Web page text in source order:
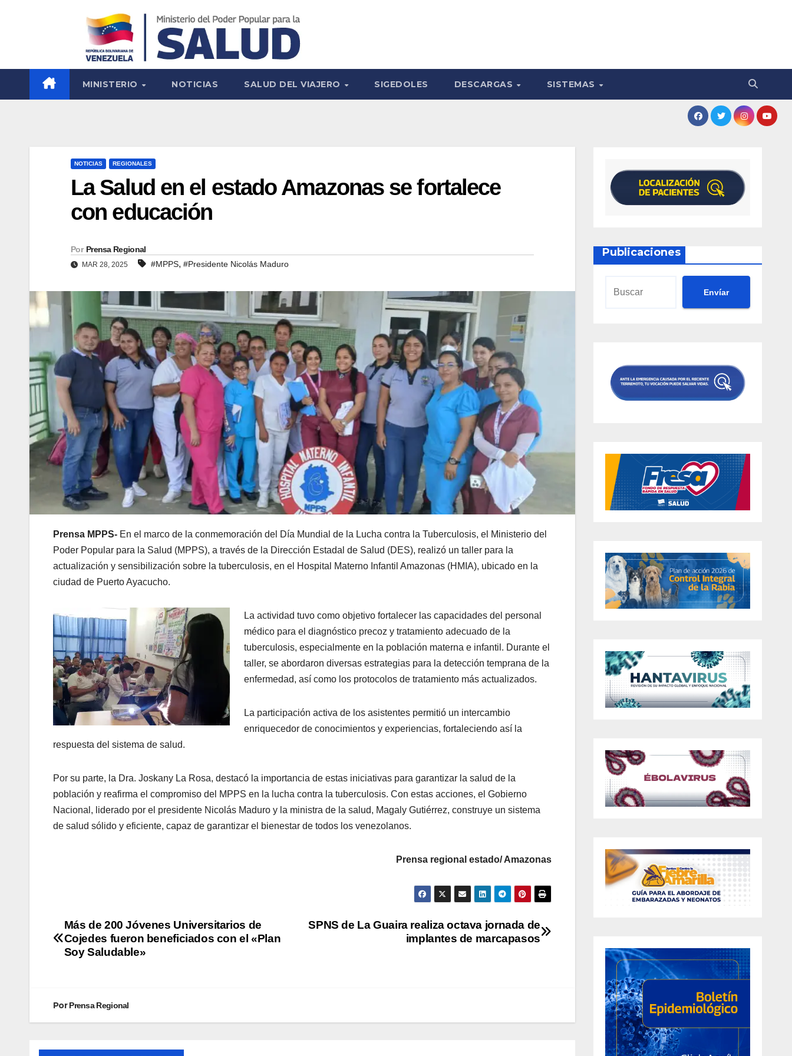
MINISTERIO NOTICIAS SALUD DEL VIAJERO SIGEDOLES DESCARGAS SISTEMAS
NOTICIAS REGIONALES
La Salud en el estado Amazonas se fortalece
con educación
Por Prensa Regional
MAR 28, 2025 #MPPS, #Presidente Nicolás Maduro
Prensa MPPS- En el marco de la conmemoración del Día Mundial de la Lucha contra la Tuberculosis, el Ministerio del
Poder Popular para la Salud (MPPS), a través de la Dirección Estadal de Salud (DES), realizó un taller para la
actualización y sensibilización sobre la tuberculosis, en el Hospital Materno Infantil Amazonas (HMIA), ubicado en la
ciudad de Puerto Ayacucho.
La actividad tuvo como objetivo fortalecer las capacidades del personal
médico para el diagnóstico precoz y tratamiento adecuado de la
tuberculosis, especialmente en la población materna e infantil. Durante el
taller, se abordaron diversas estrategias para la detección temprana de la
enfermedad, así como los protocolos de tratamiento más actualizados.
La participación activa de los asistentes permitió un intercambio
enriquecedor de conocimientos y experiencias, fortaleciendo así la
respuesta del sistema de salud.
Por su parte, la Dra. Joskany La Rosa, destacó la importancia de estas iniciativas para garantizar la salud de la
población y reafirma el compromiso del MPPS en la lucha contra la tuberculosis. Con estas acciones, el Gobierno
Nacional, liderado por el presidente Nicolás Maduro y la ministra de la salud, Magaly Gutiérrez, construye un sistema
de salud sólido y eficiente, capaz de garantizar el bienestar de todos los venezolanos.
Prensa regional estado/ Amazonas
SPNS de La Guaira realiza octava jornada de
implantes de marcapasos
Más de 200 Jóvenes Universitarios de
Cojedes fueron beneficiados con el «Plan
Soy Saludable»
PorPrensa Regional
Publicaciones
Envíar